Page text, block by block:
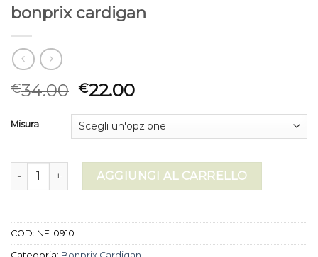
bonprix cardigan
€34.00 €22.00
Misura
bonprix cardigan quantitàAGGIUNGI AL CARRELLO
COD: NE-0910